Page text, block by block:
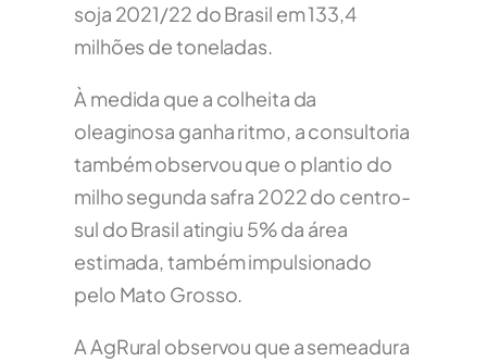
soja 2021/22 do Brasil em 133,4
milhões de toneladas.
À medida que a colheita da
oleaginosa ganha ritmo, a consultoria
também observou que o plantio do
milho segunda safra 2022 do centro-
sul do Brasil atingiu 5% da área
estimada, também impulsionado
pelo Mato Grosso.
A AgRural observou que a semeadura